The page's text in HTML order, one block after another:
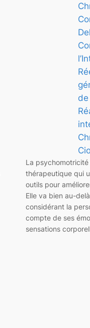
La
thérapeutique qui
outils pour
Elle va bien au-
considérant la
compte de ses
sensations